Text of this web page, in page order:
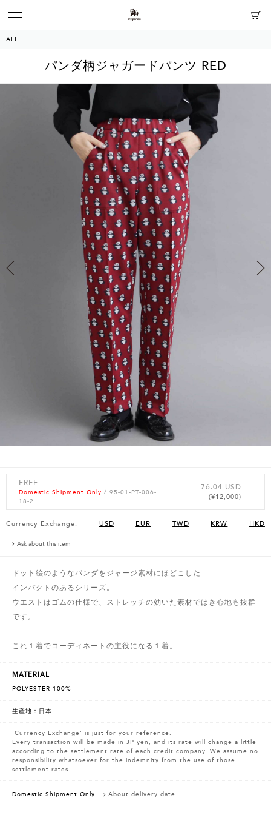
ALL
パンダ柄ジャガードパンツ RED
FREE
Domestic Shipment Only / 95-01-PT-006-
18-2
76.04 USD
(¥12,000)
Currency Exchange: USD EUR TWD KRW HKD
Ask about this item
ドット絵のようなパンダをジャージ素材にほどこした
インパクトのあるシリーズ。
ウエストはゴムの仕様で、ストレッチの効いた素材ではき心地も抜群
です。
これ１着でコーディネートの主役になる１着。
MATERIAL
POLYESTER 100%
生産地：日本
'Currency Exchange' is just for your reference.
Every transaction will be made in JP yen, and its rate will change a little
according to the settlement rate of each credit company. We assume no
responsibility whatsoever for the indemnity from the use of those
settlement rates.
Domestic Shipment Only About delivery date